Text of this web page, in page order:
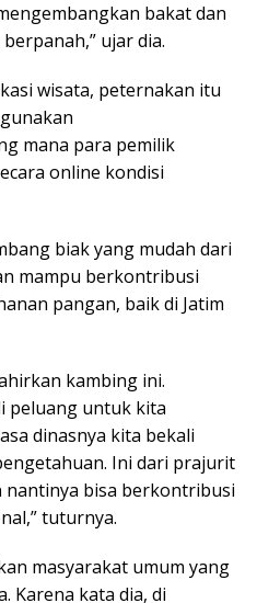
bakat dan
ujar dia.
wisata, peternakan itu
mana para pemilik
online kondisi
biak yang mudah dari
mampu berkontribusi
pangan, baik di Jatim
kambing ini.
peluang untuk kita
dinasnya kita bekali
Ini dari prajurit
bisa berkontribusi
tuturnya.
masyarakat umum yang
Karena kata dia, di